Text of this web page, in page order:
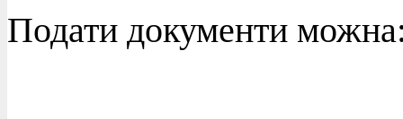
Подати документи